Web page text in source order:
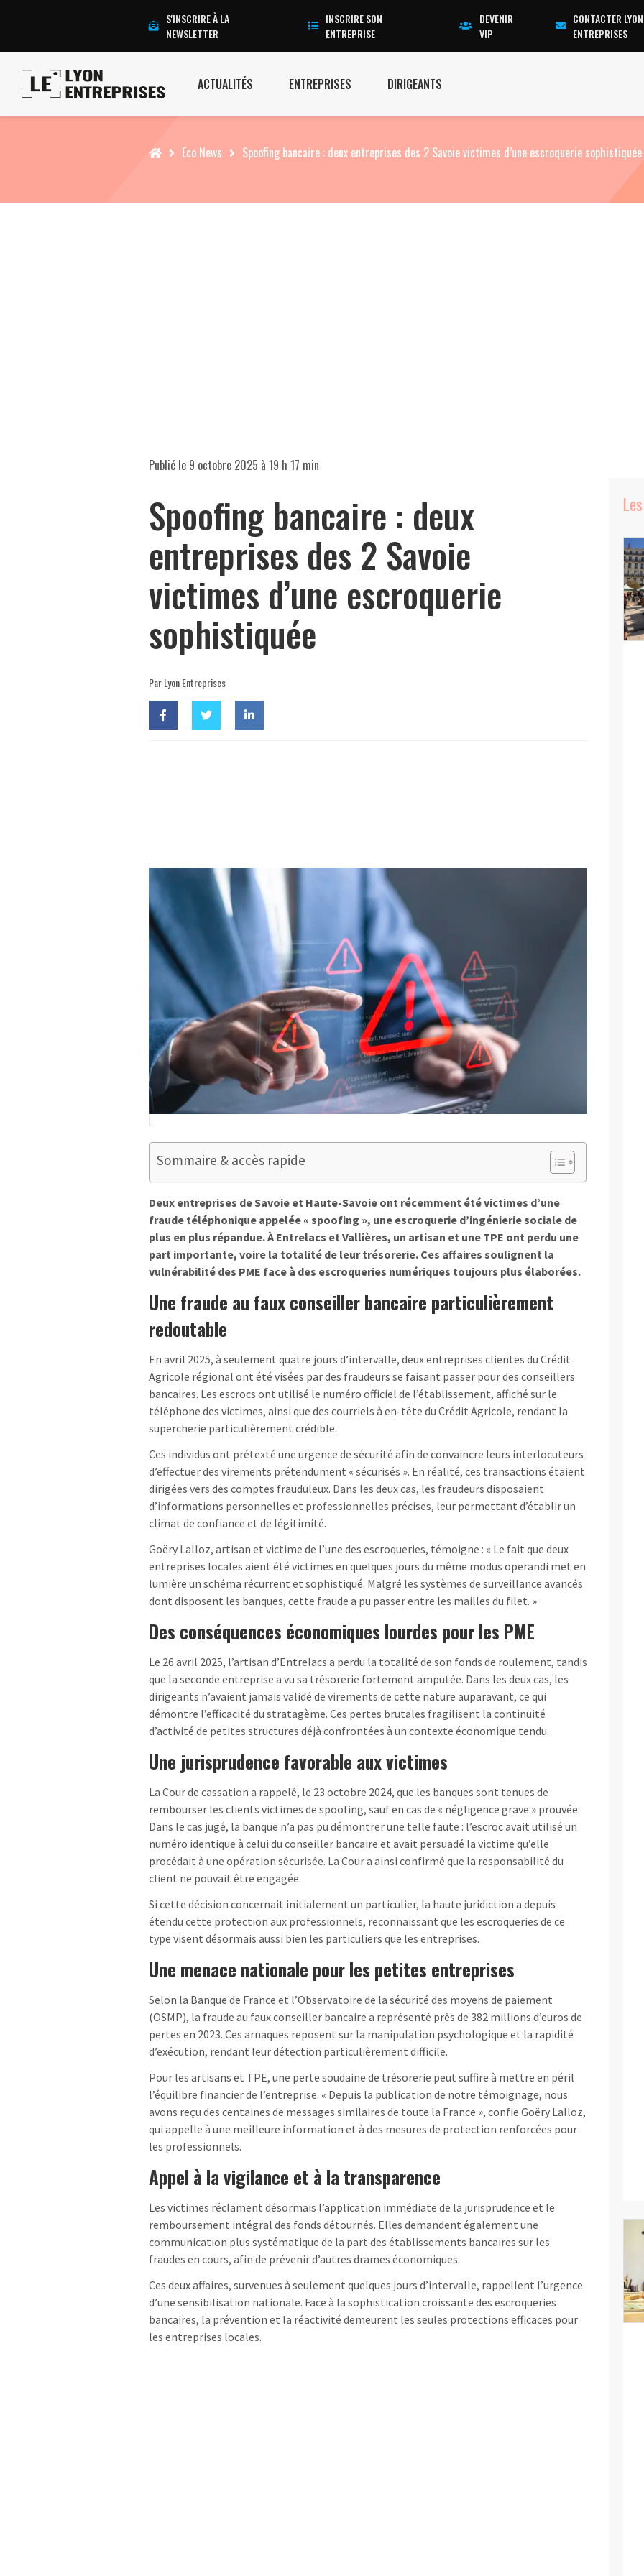
S'INSCRIRE À LA
NEWSLETTER
INSCRIRE SON
ENTREPRISE
DEVENIR
VIP
CONTACTER LYON
ENTREPRISES
ACTUALITÉS ENTREPRISES DIRIGEANTS
Accueil Eco News Spoofing bancaire : deux entreprises des 2 Savoie victimes d’une escroquerie sophistiquée
Publié le 9 octobre 2025 à 19 h 17 min
Spoofing bancaire : deux
entreprises des 2 Savoie
victimes d’une escroquerie
sophistiquée
Par Lyon Entreprises
Sommaire & accès rapide
Deux entreprises de Savoie et Haute-Savoie ont récemment été victimes d’une
fraude téléphonique appelée « spoofing », une escroquerie d’ingénierie sociale de
plus en plus répandue. À Entrelacs et Vallières, un artisan et une TPE ont perdu une
part importante, voire la totalité de leur trésorerie. Ces affaires soulignent la
vulnérabilité des PME face à des escroqueries numériques toujours plus élaborées.
Une fraude au faux conseiller bancaire particulièrement
redoutable
En avril 2025, à seulement quatre jours d’intervalle, deux entreprises clientes du Crédit
Agricole régional ont été visées par des fraudeurs se faisant passer pour des conseillers
bancaires. Les escrocs ont utilisé le numéro officiel de l’établissement, affiché sur le
téléphone des victimes, ainsi que des courriels à en-tête du Crédit Agricole, rendant la
supercherie particulièrement crédible.
Ces individus ont prétexté une urgence de sécurité afin de convaincre leurs interlocuteurs
d’effectuer des virements prétendument « sécurisés ». En réalité, ces transactions étaient
dirigées vers des comptes frauduleux. Dans les deux cas, les fraudeurs disposaient
d’informations personnelles et professionnelles précises, leur permettant d’établir un
climat de confiance et de légitimité.
Goëry Lalloz, artisan et victime de l’une des escroqueries, témoigne : « Le fait que deux
entreprises locales aient été victimes en quelques jours du même modus operandi met en
lumière un schéma récurrent et sophistiqué. Malgré les systèmes de surveillance avancés
dont disposent les banques, cette fraude a pu passer entre les mailles du filet. »
Des conséquences économiques lourdes pour les PME
Le 26 avril 2025, l’artisan d’Entrelacs a perdu la totalité de son fonds de roulement, tandis
que la seconde entreprise a vu sa trésorerie fortement amputée. Dans les deux cas, les
dirigeants n’avaient jamais validé de virements de cette nature auparavant, ce qui
démontre l’efficacité du stratagème. Ces pertes brutales fragilisent la continuité
d’activité de petites structures déjà confrontées à un contexte économique tendu.
Une jurisprudence favorable aux victimes
La Cour de cassation a rappelé, le 23 octobre 2024, que les banques sont tenues de
rembourser les clients victimes de spoofing, sauf en cas de « négligence grave » prouvée.
Dans le cas jugé, la banque n’a pas pu démontrer une telle faute : l’escroc avait utilisé un
numéro identique à celui du conseiller bancaire et avait persuadé la victime qu’elle
procédait à une opération sécurisée. La Cour a ainsi confirmé que la responsabilité du
client ne pouvait être engagée.
Si cette décision concernait initialement un particulier, la haute juridiction a depuis
étendu cette protection aux professionnels, reconnaissant que les escroqueries de ce
type visent désormais aussi bien les particuliers que les entreprises.
Une menace nationale pour les petites entreprises
Selon la Banque de France et l’Observatoire de la sécurité des moyens de paiement
(OSMP), la fraude au faux conseiller bancaire a représenté près de 382 millions d’euros de
pertes en 2023. Ces arnaques reposent sur la manipulation psychologique et la rapidité
d’exécution, rendant leur détection particulièrement difficile.
Pour les artisans et TPE, une perte soudaine de trésorerie peut suffire à mettre en péril
l’équilibre financier de l’entreprise. « Depuis la publication de notre témoignage, nous
avons reçu des centaines de messages similaires de toute la France », confie Goëry Lalloz,
qui appelle à une meilleure information et à des mesures de protection renforcées pour
les professionnels.
Appel à la vigilance et à la transparence
Les victimes réclament désormais l’application immédiate de la jurisprudence et le
remboursement intégral des fonds détournés. Elles demandent également une
communication plus systématique de la part des établissements bancaires sur les
fraudes en cours, afin de prévenir d’autres drames économiques.
Ces deux affaires, survenues à seulement quelques jours d’intervalle, rappellent l’urgence
d’une sensibilisation nationale. Face à la sophistication croissante des escroqueries
bancaires, la prévention et la réactivité demeurent les seules protections efficaces pour
les entreprises locales.